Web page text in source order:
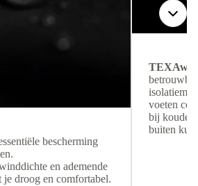
bescherming
en ademende
je droog en comfortabel.
voeten
bij koude
buiten